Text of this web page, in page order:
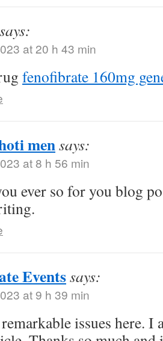
says:
at 20 h 43 min
fenofibrate 160mg
mensays:
at 8 h 56 min
ever so for you blog
Eventssays:
at 9 h 39 min
issues here. I